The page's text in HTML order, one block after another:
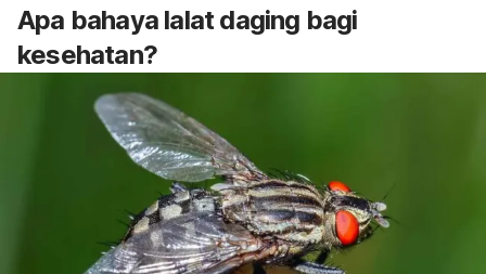
Apa bahaya lalat daging bagi
kesehatan?